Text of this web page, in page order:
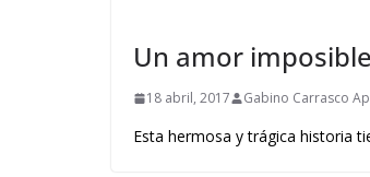
Un amor imposible
18 abril, 2017 Gabino Carrasco
Esta hermosa y trágica historia